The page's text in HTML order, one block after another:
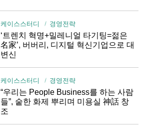
케이스스터디 경영전략
‘트렌치 혁명+밀레니얼 타기팅=젊은
名家’, 버버리, 디지털 혁신기업으로 대
변신
케이스스터디 경영전략
“우리는 People Business를 하는 사람
들”, 숱한 화제 뿌리며 미용실 神話 창
조